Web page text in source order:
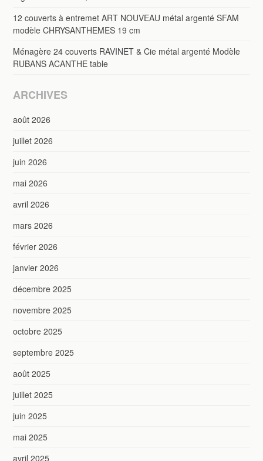
12 couverts à entremet ART NOUVEAU métal argenté SFAM
modèle CHRYSANTHEMES 19 cm
Ménagère 24 couverts RAVINET & Cie métal argenté Modèle
RUBANS ACANTHE table
ARCHIVES
août 2026
juillet 2026
juin 2026
mai 2026
avril 2026
mars 2026
février 2026
janvier 2026
décembre 2025
novembre 2025
octobre 2025
septembre 2025
août 2025
juillet 2025
juin 2025
mai 2025
avril 2025